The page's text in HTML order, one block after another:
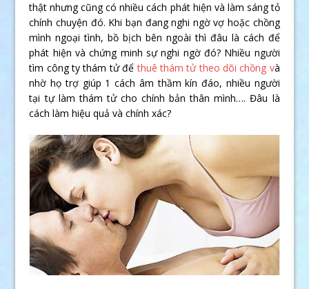
thật nhưng cũng có nhiều cách phát hiện và làm sáng tỏ
chính chuyện đó. Khi bạn đang nghi ngờ vợ hoặc chồng
mình ngoại tình, bồ bịch bên ngoài thì đâu là cách để
phát hiện và chứng minh sự nghi ngờ đó? Nhiều người
tìm công ty thám tử đểthuê thám tử theo dõi chồng và
nhờ họ trợ giúp 1 cách âm thầm kín đáo, nhiều người
tại tự làm thám tử cho chính bản thân mình…. Đâu là
cách làm hiệu quả và chính xác?